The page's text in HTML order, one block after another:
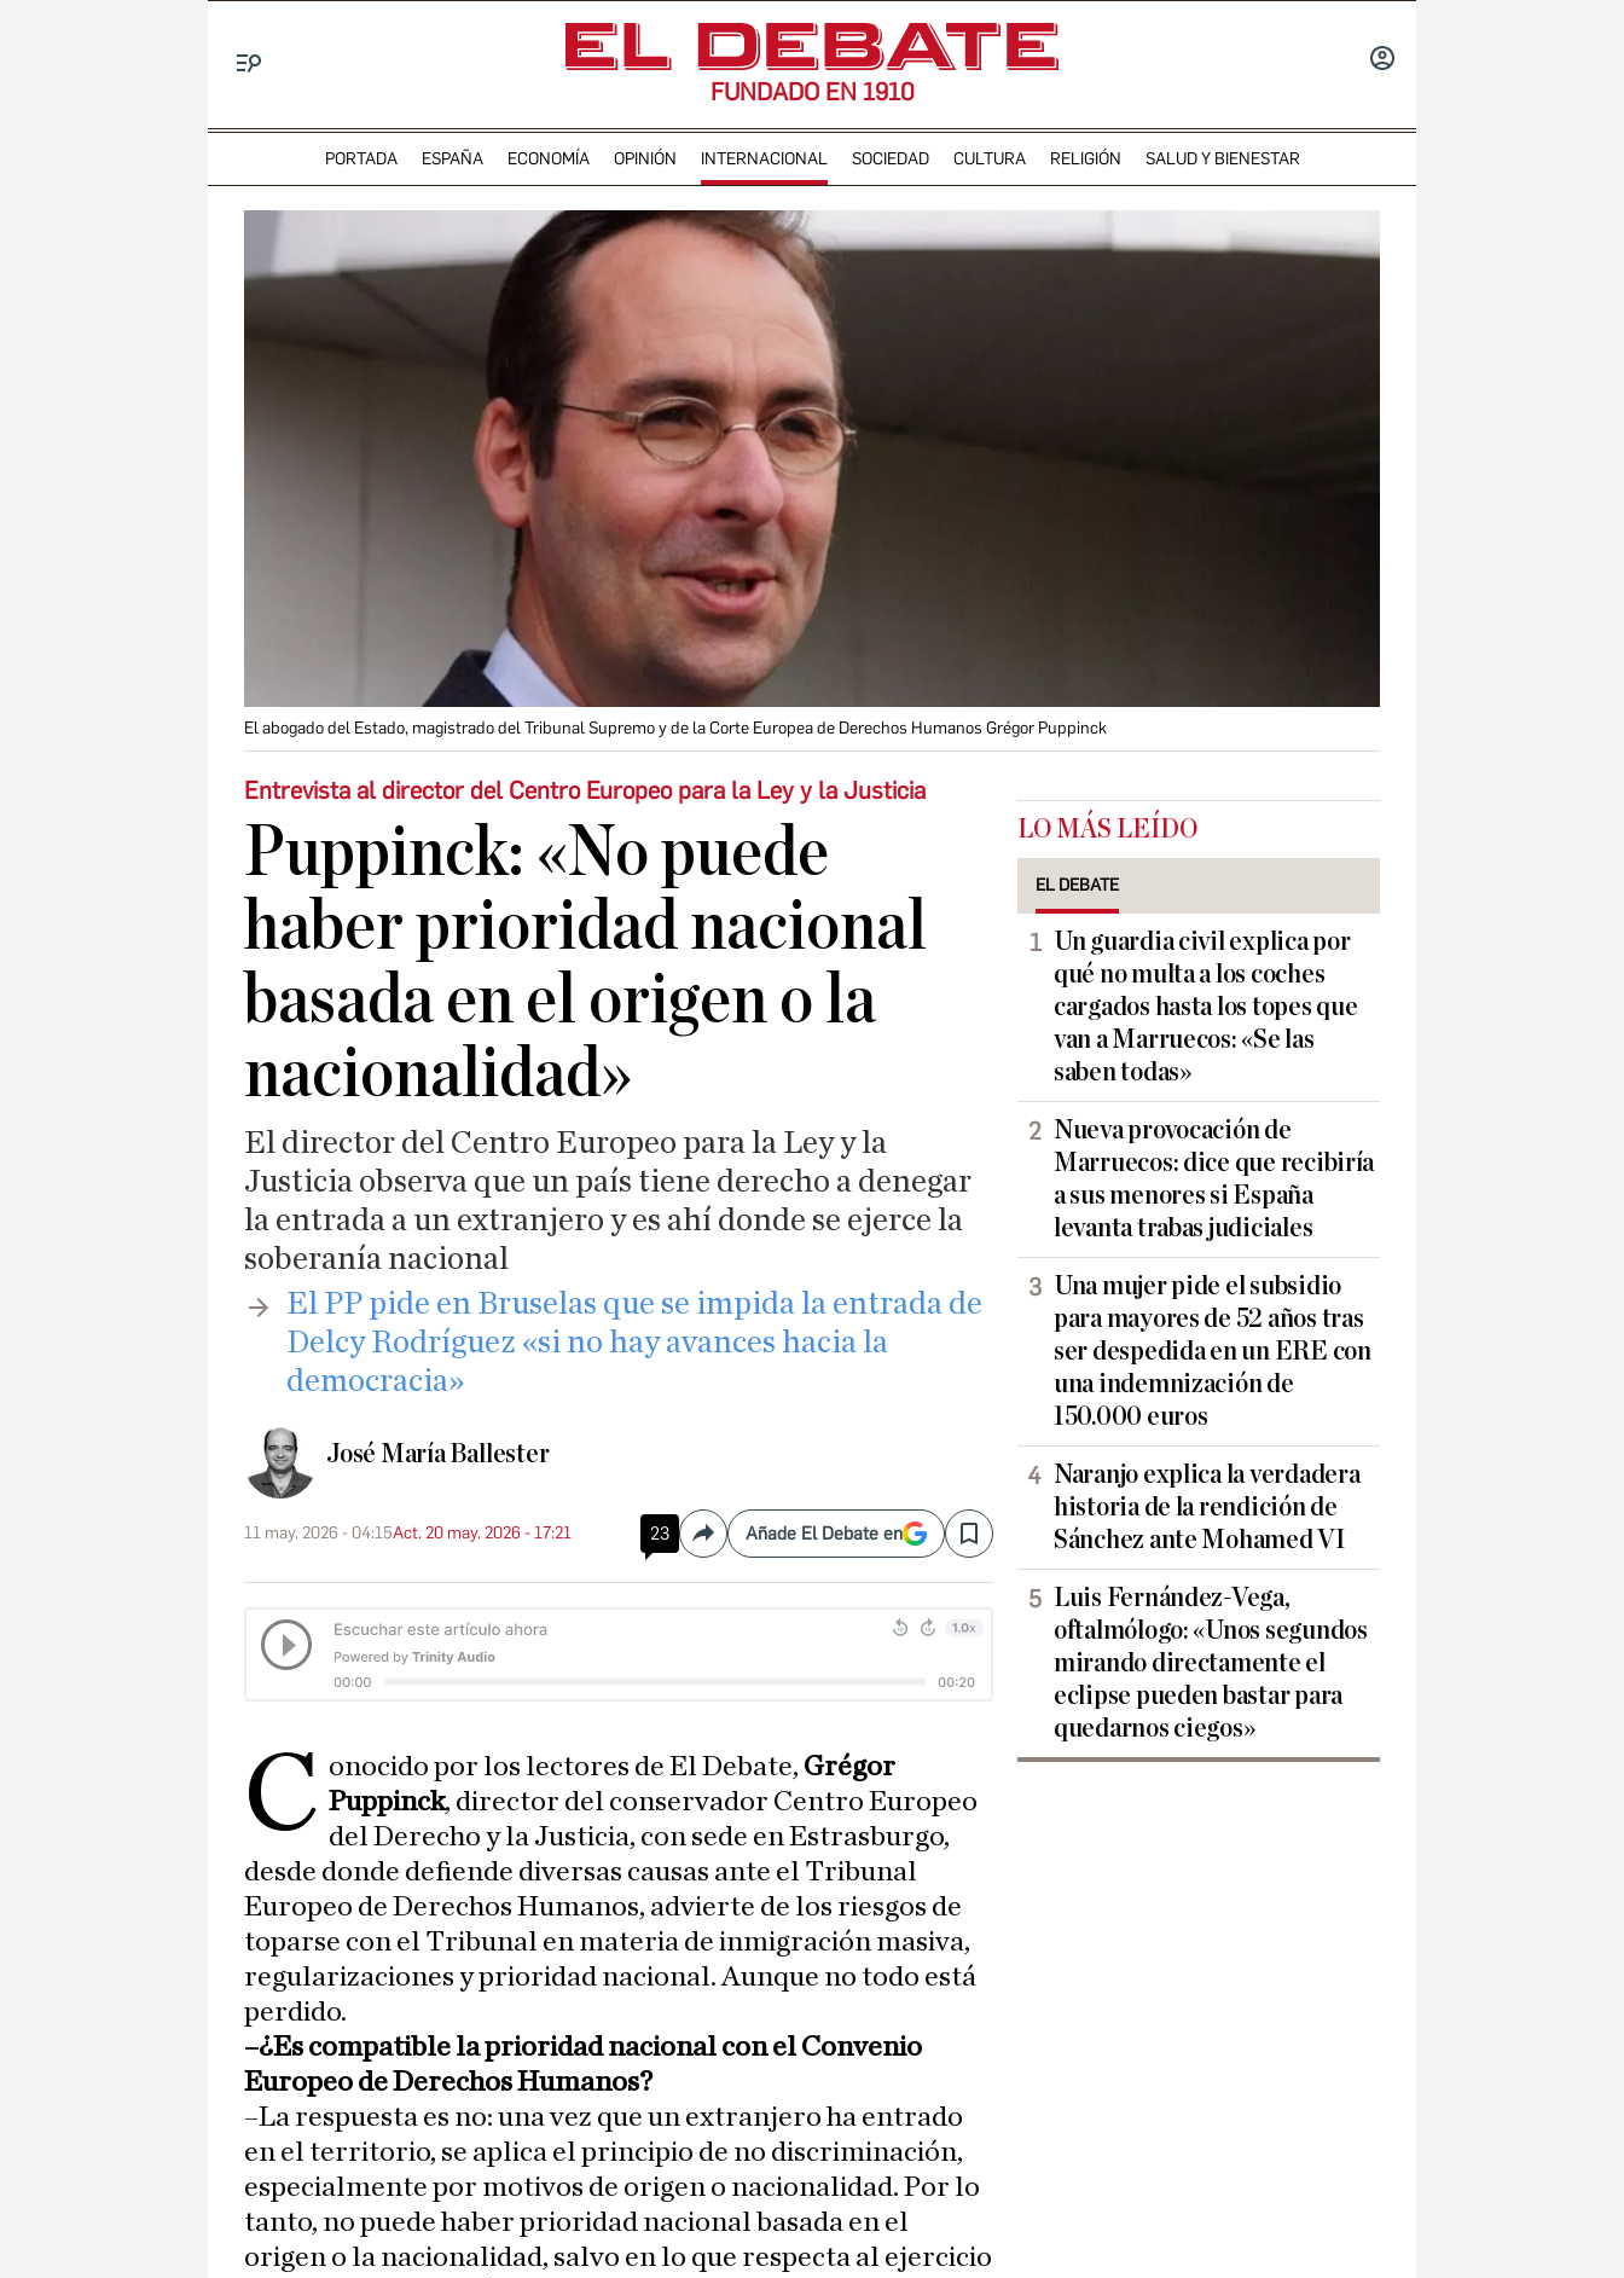
FUNDADO EN 1910
PORTADA ESPAÑA ECONOMÍA OPINIÓN INTERNACIONAL SOCIEDAD CULTURA RELIGIÓN SALUD Y BIENESTAR
El abogado del Estado, magistrado del Tribunal Supremo y de la Corte Europea de Derechos Humanos Grégor Puppinck
Entrevista al director del Centro Europeo para la Ley y la Justicia
Puppinck: «No puede
haber prioridad nacional
basada en el origen o la
nacionalidad»
El director del Centro Europeo para la Ley y la
Justicia observa que un país tiene derecho a denegar
la entrada a un extranjero y es ahí donde se ejerce la
soberanía nacional
El PP pide en Bruselas que se impida la entrada de
Delcy Rodríguez «si no hay avances hacia la
democracia»
José María Ballester
11 may. 2026 - 04:15Act. 20 may. 2026 - 17:21 23 CompartirAñade El Debate en Save
C onocido por los lectores de El Debate, Grégor
Puppinck, director del conservador Centro Europeo
del Derecho y la Justicia, con sede en Estrasburgo,
desde donde defiende diversas causas ante el Tribunal
Europeo de Derechos Humanos, advierte de los riesgos de
toparse con el Tribunal en materia de inmigración masiva,
regularizaciones y prioridad nacional. Aunque no todo está
perdido.
–¿Es compatible la prioridad nacional con el Convenio
Europeo de Derechos Humanos?
–La respuesta es no: una vez que un extranjero ha entrado
en el territorio, se aplica el principio de no discriminación,
especialmente por motivos de origen o nacionalidad. Por lo
tanto, no puede haber prioridad nacional basada en el
origen o la nacionalidad, salvo en lo que respecta al ejercicio
LO MÁS LEÍDO
EL DEBATE
Un guardia civil explica por
qué no multa a los coches
cargados hasta los topes que
van a Marruecos: «Se las
saben todas»
Nueva provocación de
Marruecos: dice que recibiría
a sus menores si España
levanta trabas judiciales
Una mujer pide el subsidio
para mayores de 52 años tras
ser despedida en un ERE con
una indemnización de
150.000 euros
Naranjo explica la verdadera
historia de la rendición de
Sánchez ante Mohamed VI
Luis Fernández-Vega,
oftalmólogo: «Unos segundos
mirando directamente el
eclipse pueden bastar para
quedarnos ciegos»